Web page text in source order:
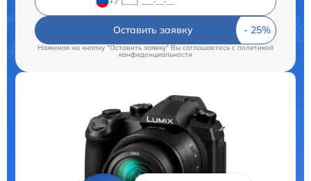
Оставить заявку
Нажимая на кнопку "Оставить заявку" Вы соглашаетесь cполитикой
конфиденциальности